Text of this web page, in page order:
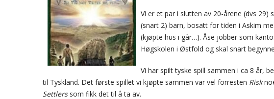
Vi er et par i slutten av 20-årene (dvs
(snart 2) barn, bosatt for tiden i Askim
(kjøpte hus i går…). Åse jobber som
Høgskolen i Østfold og skal snart
Vi har spilt tyske spill sammen i ca 8 år,
til Tyskland. Det første spillet vi kjøpte sammen var vel forresten Risk
Settlerssom fikk det til å ta av.